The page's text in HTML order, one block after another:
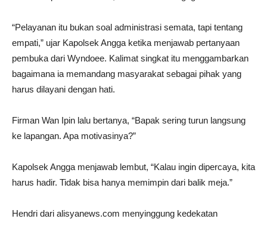
“Pelayanan itu bukan soal administrasi semata, tapi tentang
empati,” ujar Kapolsek Angga ketika menjawab pertanyaan
pembuka dari Wyndoee. Kalimat singkat itu menggambarkan
bagaimana ia memandang masyarakat sebagai pihak yang
harus dilayani dengan hati.
Firman Wan Ipin lalu bertanya, “Bapak sering turun langsung
ke lapangan. Apa motivasinya?”
Kapolsek Angga menjawab lembut, “Kalau ingin dipercaya, kita
harus hadir. Tidak bisa hanya memimpin dari balik meja.”
Hendri dari alisyanews.com menyinggung kedekatan